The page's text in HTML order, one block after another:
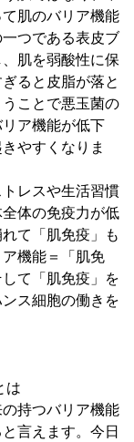
肌のバリア機能
つである表皮ブ
肌を弱酸性に保
ると皮脂が落と
ことで悪玉菌の
ア機能が低下
やすくなりま
トレスや生活習慣
体の免疫力が低
て「肌免疫」も
機能＝「肌免
て「肌免疫」を
ス細胞の働きを
は
持つバリア機能
言えます。今日